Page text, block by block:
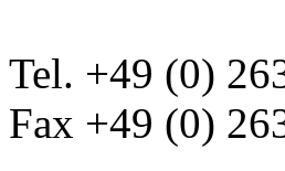
Tel. +49 (0)
Fax +49 (0)